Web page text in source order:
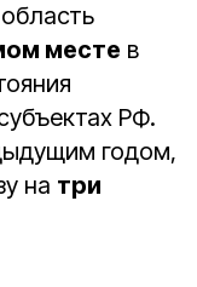
месте в
РФ.
годом,
на три